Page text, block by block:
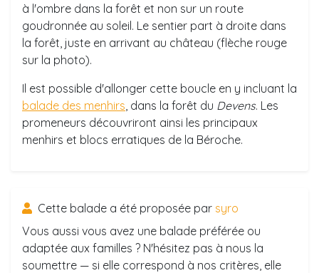
à l'ombre dans la forêt et non sur un route
goudronnée au soleil. Le sentier part à droite dans
la forêt, juste en arrivant au château (flèche rouge
sur la photo).
Il est possible d'allonger cette boucle en y incluant la
balade des menhirs , dans la forêt du Devens. Les
promeneurs découvriront ainsi les principaux
menhirs et blocs erratiques de la Béroche.
Cette balade a été proposée par syro
Vous aussi vous avez une balade préférée ou
adaptée aux familles ? N'hésitez pas à nous la
soumettre — si elle correspond à nos critères, elle